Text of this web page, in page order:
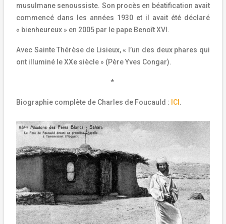
musulmane senoussiste. Son procès en béatification avait
commencé dans les années 1930 et il avait été déclaré
« bienheureux » en 2005 par le pape Benoît XVI.
Avec Sainte Thérèse de Lisieux, « l’un des deux phares qui
ont illuminé le XXe siècle » (Père Yves Congar).
*
Biographie complète de Charles de Foucauld : ICI .